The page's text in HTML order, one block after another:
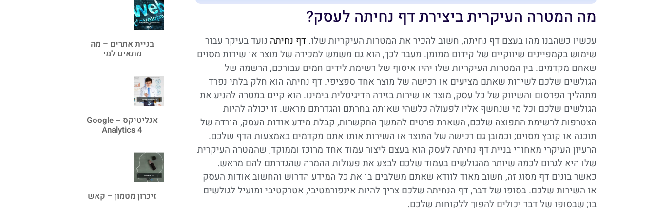
מה המטרה העיקרית ביצירת דף נחיתה לעסק?
עכשיו כשהבנו מהו בעצם דף נחיתה, חשוב להכיר את המטרות העיקריות שלו. דף נחיתה נועד בעיקר עבור
שימוש בקמפיינים שיווקיים של קידום ממומן. מעבר לכך, הוא גם משמש למכירה של מוצר או שירות מסוים
שאתם מקדמים. בין המטרות העיקריות שלו יהיו איסוף של רשימת לידים חמים עבורכם, הרשמה של
הגולשים שלכם לשירות שאתם מציעים או רכישה של מוצר אחד ספציפי. דף נחיתה הוא חלק בלתי נפרד
מתהליך הפרסום והשיווק של כל עסק, מוצר או שירות בזירה הדיגיטלית בימינו. הוא קיים במטרה להניע את
הגולשים שלכם וכל מי שנחשף אליו לפעולה כלשהי שאותה בחרתם והגדרתם מראש. זו יכולה להיות
הצטרפות לרשימת התפוצה שלכם, השארת פרטים להמשך התקשרות, קבלת מידע אודות העסק, הורדה של
תוכנה או קובץ מסוים; וכמובן גם רכישה של המוצר או השירות אותו אתם מקדמים באמצעות הדף שלכם.
הרעיון העיקרי מאחורי בניית דף נחיתה לעסק הוא בעצם ליצור עמוד אחד מרוכז וממוקד, שהמטרה העיקרית
שלו היא לגרום לכמה שיותר מהגולשים בעמוד שלכם לבצע את פעולות ההמרה שהגדרתם להם מראש.
כאשר בונים דף מסוג זה, חשוב מאוד לוודא שאתם משלבים בו את כל המידע הדרוש והחשוב אודות העסק
או השירות שלכם. בסופו של דבר, דף הנחיתה שלכם צריך להיות אינפורמטיבי, אטרקטיבי ומועיל לגולשים
בו; שבסופו של דבר יכולים להפוך ללקוחות שלכם.
בניית אתרים – מה
מתאים למי
אנליטיקס – Google
Analytics 4
זיכרון מטמון – קאש